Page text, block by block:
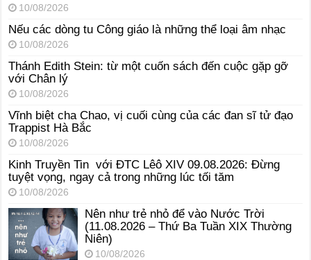
10/08/2026
Nếu các dòng tu Công giáo là những thể loại âm nhạc
10/08/2026
Thánh Edith Stein: từ một cuốn sách đến cuộc gặp gỡ
với Chân lý
10/08/2026
Vĩnh biệt cha Chao, vị cuối cùng của các đan sĩ tử đạo
Trappist Hà Bắc
10/08/2026
Kinh Truyền Tin với ĐTC Lêô XIV 09.08.2026: Đừng
tuyệt vọng, ngay cả trong những lúc tối tăm
10/08/2026
Nên như trẻ nhỏ để vào Nước Trời
(11.08.2026 – Thứ Ba Tuần XIX Thường
Niên)
10/08/2026